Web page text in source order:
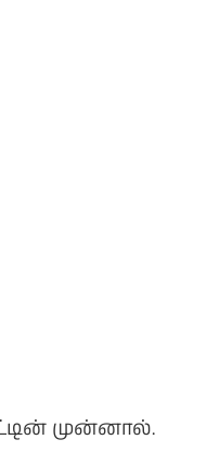
முன்னால்.